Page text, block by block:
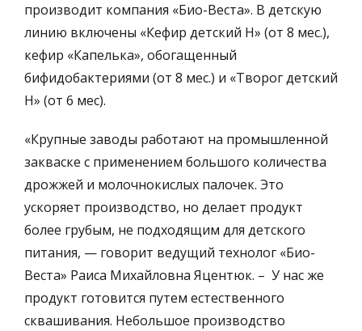
производит компания «Био-Веста». В детскую
линию включены «Кефир детский Н» (от 8 мес.),
кефир «Капелька», обогащенный
бифидобактериями (от 8 мес.) и «Творог детский
Н» (от 6 мес).
«Крупные заводы работают на промышленной
закваске с применением большого количества
дрожжей и молочнокислых палочек. Это
ускоряет производство, но делает продукт
более грубым, не подходящим для детского
питания, — говорит ведущий технолог «Био-
Веста» Раиса Михайловна Яцентюк. – У нас же
продукт готовится путем естественного
сквашивания. Небольшое производство